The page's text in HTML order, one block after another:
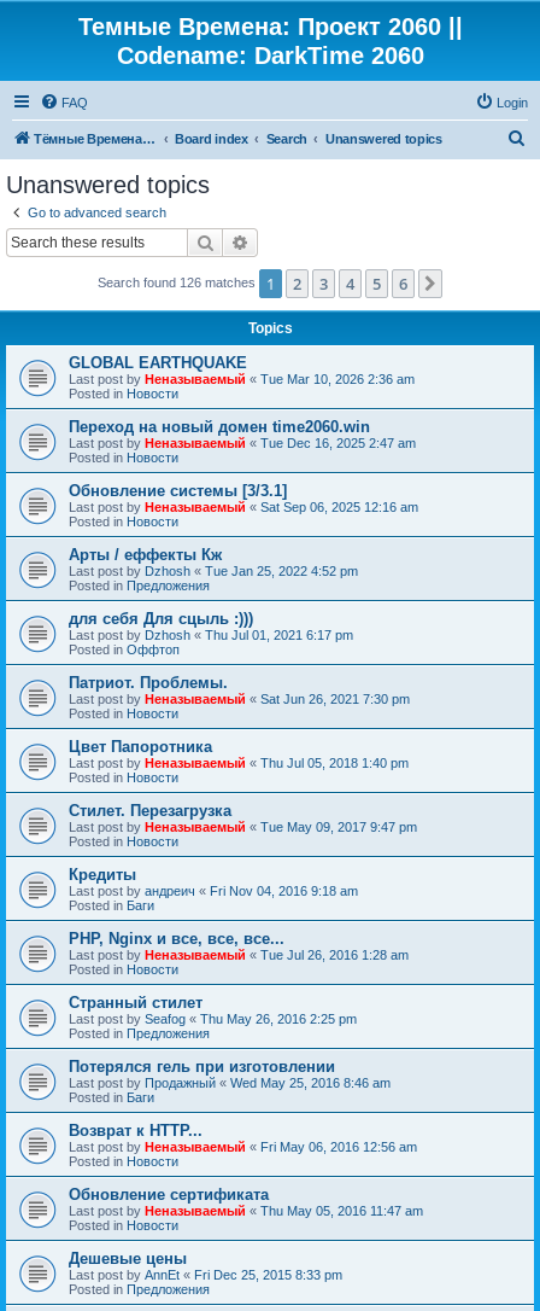
Темные Времена: Проект 2060 ||
Codename: DarkTime 2060
FAQ Login
Тёмные Времена: Проект 2060 Board index Search Unanswered topics
Unanswered topics
Go to advanced search
Search
Search found 126 matches 1 2 3 4 5 6
Topics
GLOBAL EARTHQUAKE
Last post by Неназываемый « Tue Mar 10, 2026 2:36 am
Posted in Новости
Переход на новый домен time2060.win
Last post by Неназываемый « Tue Dec 16, 2025 2:47 am
Posted in Новости
Обновление системы [3/3.1]
Last post by Неназываемый « Sat Sep 06, 2025 12:16 am
Posted in Новости
Арты / еффекты Кж
Last post by Dzhosh « Tue Jan 25, 2022 4:52 pm
Posted in Предложения
для себя Для сцыль :)))
Last post by Dzhosh « Thu Jul 01, 2021 6:17 pm
Posted in Оффтоп
Патриот. Проблемы.
Last post by Неназываемый « Sat Jun 26, 2021 7:30 pm
Posted in Новости
Цвет Папоротника
Last post by Неназываемый « Thu Jul 05, 2018 1:40 pm
Posted in Новости
Стилет. Перезагрузка
Last post by Неназываемый « Tue May 09, 2017 9:47 pm
Posted in Новости
Кредиты
Last post by андреич « Fri Nov 04, 2016 9:18 am
Posted in Баги
PHP, Nginx и все, все, все...
Last post by Неназываемый « Tue Jul 26, 2016 1:28 am
Posted in Новости
Странный стилет
Last post by Seafog « Thu May 26, 2016 2:25 pm
Posted in Предложения
Потерялся гель при изготовлении
Last post by Продажный « Wed May 25, 2016 8:46 am
Posted in Баги
Возврат к HTTP...
Last post by Неназываемый « Fri May 06, 2016 12:56 am
Posted in Новости
Обновление сертификата
Last post by Неназываемый « Thu May 05, 2016 11:47 am
Posted in Новости
Дешевые цены
Last post by AnnEt « Fri Dec 25, 2015 8:33 pm
Posted in Предложения